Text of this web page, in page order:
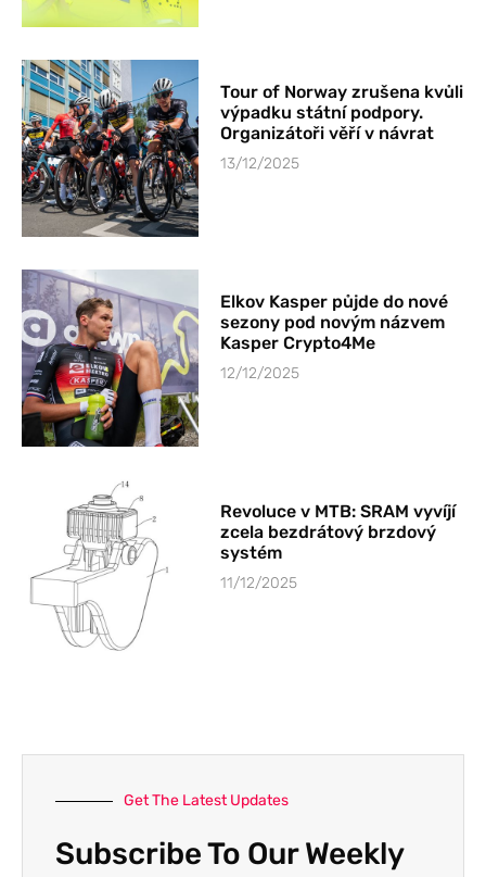
Tour of Norway zrušena kvůli
výpadku státní podpory.
Organizátoři věří v návrat
13/12/2025
Elkov Kasper půjde do nové
sezony pod novým názvem
Kasper Crypto4Me
12/12/2025
Revoluce v MTB: SRAM vyvíjí
zcela bezdrátový brzdový
systém
11/12/2025
Get The Latest Updates
Subscribe To Our Weekly